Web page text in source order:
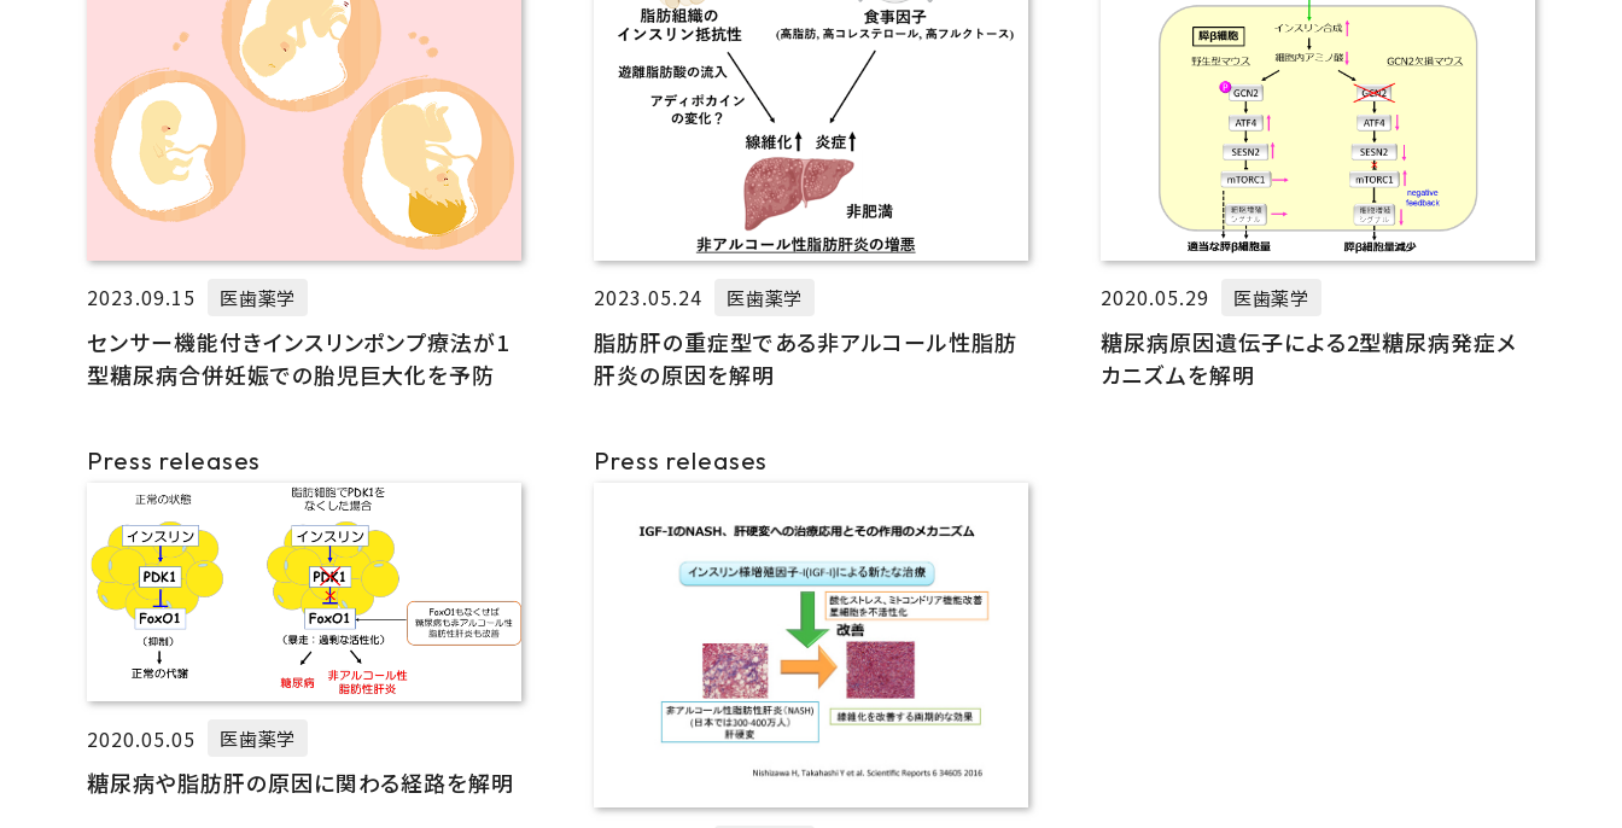
2023.09.15 医歯薬学
センサー機能付きインスリンポンプ療法が1
型糖尿病合併妊娠での胎児巨大化を予防
2023.05.24 医歯薬学
脂肪肝の重症型である非アルコール性脂肪
肝炎の原因を解明
2020.05.29 医歯薬学
糖尿病原因遺伝子による2型糖尿病発症メ
カニズムを解明
Press releases
2020.05.05 医歯薬学
糖尿病や脂肪肝の原因に関わる経路を解明
Press releases